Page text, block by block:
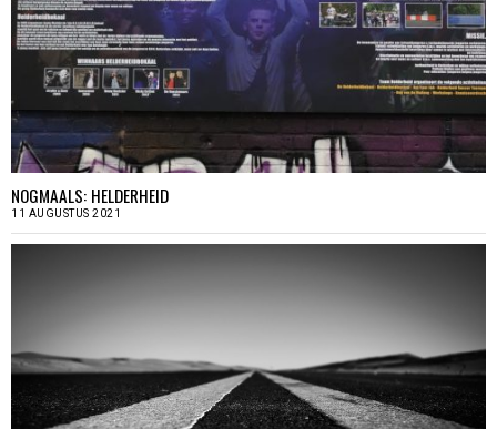
NOGMAALS: HELDERHEID
11 AUGUSTUS 2021